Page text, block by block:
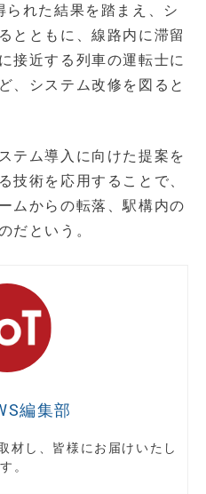
れた結果を踏まえ、シ
とともに、線路内に滞留
接近する列車の運転士に
、システム改修を図ると
テム導入に向けた提案を
技術を応用することで、
ムからの転落、駅構内の
だという。
編集部
材し、皆様にお届けいたし
。